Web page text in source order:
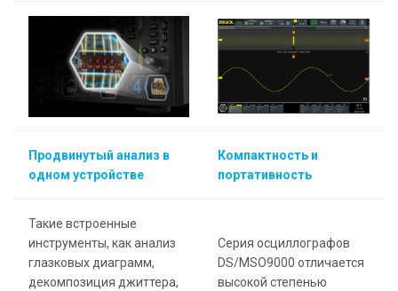
Продвинутый анализ в
одном устройстве
Компактность и
портативность
Такие встроенные
инструменты, как анализ
глазковых диаграмм,
декомпозиция джиттера,
Серия осциллографов
DS/MSO9000 отличается
высокой степенью